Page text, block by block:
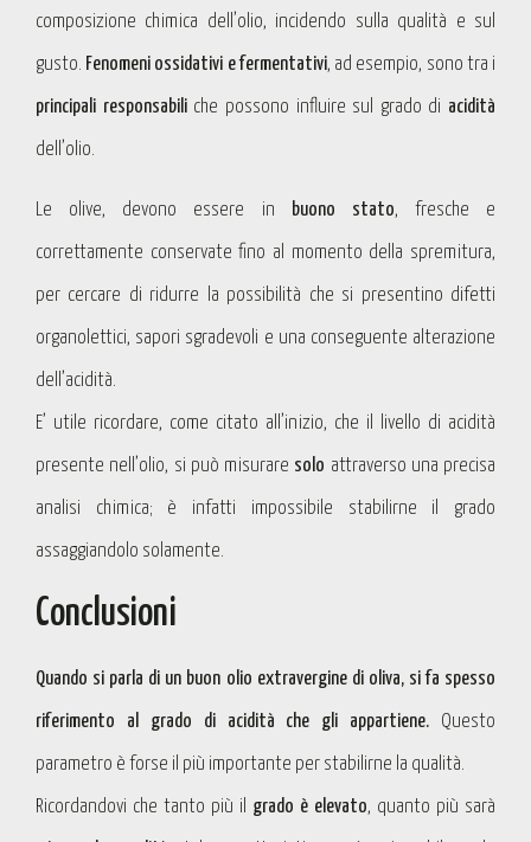
composizione chimica dell’olio, incidendo sulla qualità e sul
gusto. Fenomeni ossidativi e fermentativi, ad esempio, sono tra i
principali responsabiliche possono influire sul grado di acidità
dell’olio.
Le olive, devono essere in buono stato, fresche e
correttamente conservate fino al momento della spremitura,
per cercare di ridurre la possibilità che si presentino difetti
organolettici, sapori sgradevoli e una conseguente alterazione
dell’acidità.
E’ utile ricordare, come citato all’inizio, che il livello di acidità
presente nell’olio, si può misurare solo attraverso una precisa
analisi chimica; è infatti impossibile stabilirne il grado
assaggiandolo solamente.
Conclusioni
Quando si parla di un buon olio extravergine di oliva, si fa spesso
riferimento al grado di acidità che gli appartiene. Questo
parametro è forse il più importante per stabilirne la qualità.
Ricordandovi che tanto più il grado è elevato, quanto più sarà